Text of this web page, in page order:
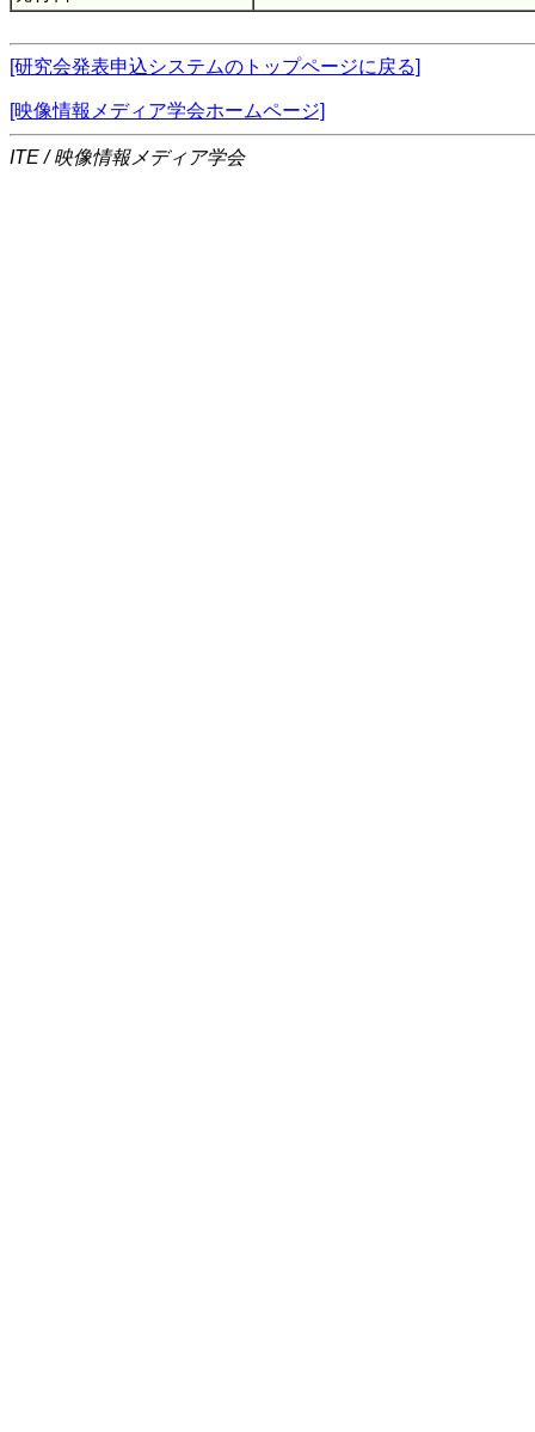
[研究会発表申込システムのトップページに戻る]
[映像情報メディア学会ホームページ]
ITE / 映像情報メディア学会